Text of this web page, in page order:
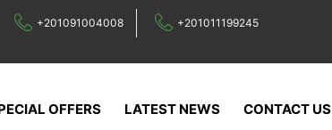
+201091004008 +201011199245
OFFERS LATEST NEWS CONTACT US